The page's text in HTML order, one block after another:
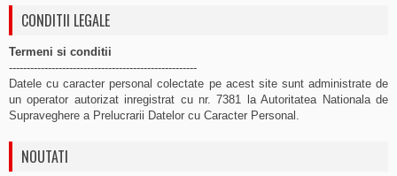
CONDITII LEGALE
Termeni si conditii
-----------------------------------------------------
Datele cu caracter personal colectate pe acest site sunt administrate de
un operator autorizat inregistrat cu nr. 7381 la Autoritatea Nationala de
Supraveghere a Prelucrarii Datelor cu Caracter Personal.
NOUTATI